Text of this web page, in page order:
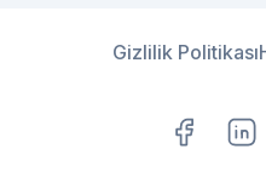
Gizlilik Politikası